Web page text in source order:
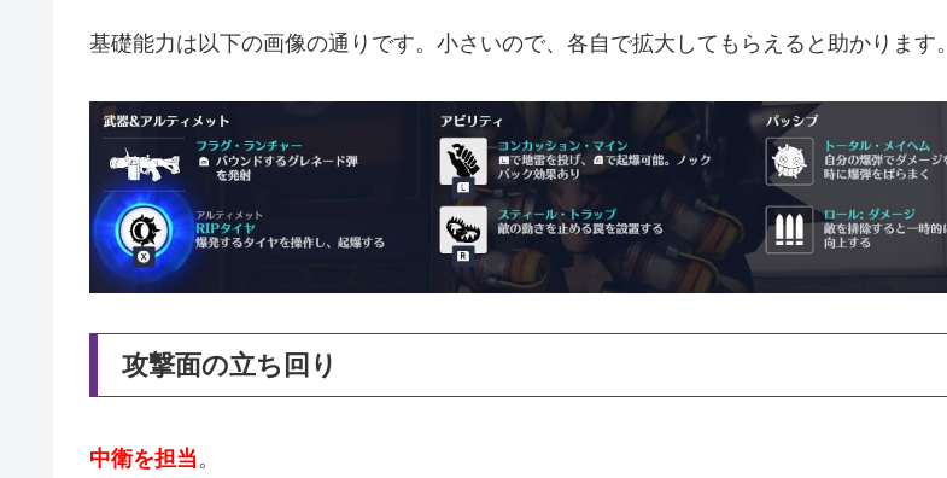
基礎能力は以下の画像の通りです。小さいので、各自で拡大してもらえると助かります。
攻撃面の立ち回り
中衛を担当。